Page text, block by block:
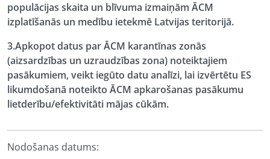
populācijas skaita un blīvuma izmaiņām ĀCM
izplatīšanās un medību ietekmē Latvijas teritorijā.
3.Apkopot datus par ĀCM karantīnas zonās
(aizsardzības un uzraudzības zona) noteiktajiem
pasākumiem, veikt iegūto datu analīzi, lai izvērtētu ES
likumdošanā noteikto ĀCM apkarošanas pasākumu
lietderību/efektivitāti mājas cūkām.
Nodošanas datums: